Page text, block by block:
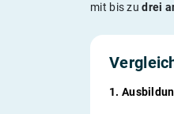
mit bis zudrei
1.